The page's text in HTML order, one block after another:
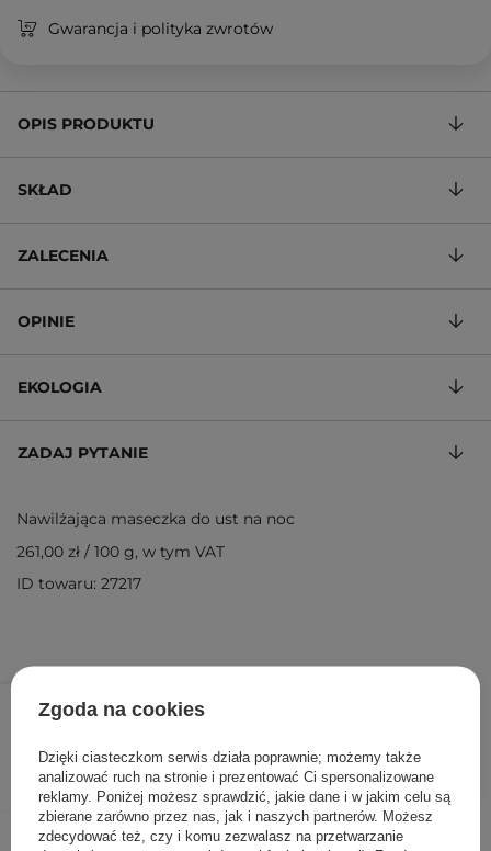
26,10 zł 29,00 zł
DODAJ DO KOSZYKA
Gwarancja i polityka zwrotów
OPIS PRODUKTU
SKŁAD
ZALECENIA
OPINIE
EKOLOGIA
ZADAJ PYTANIE
Nawilżająca maseczka do ust na noc
261,00 zł / 100 g, w tym VAT
ID towaru: 27217
Inni klienci sprawdzali również
Zgoda na cookies
Dzięki ciasteczkom serwis działa poprawnie; możemy także
analizować ruch na stronie i prezentować Ci spersonalizowane
reklamy. Poniżej możesz sprawdzić, jakie dane i w jakim celu są
zbierane zarówno przez nas, jak i naszych partnerów. Możesz
zdecydować też, czy i komu zezwalasz na przetwarzanie